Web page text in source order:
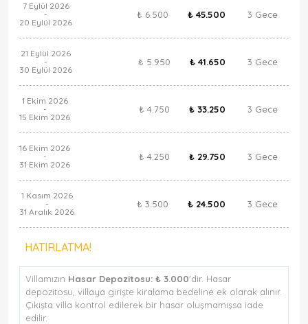
7 Eylül 2026
-
20 Eylül 2026
₺ 6.500 ₺ 45.500 3 Gece
21 Eylül 2026
-
30 Eylül 2026
₺ 5.950 ₺ 41.650 3 Gece
1 Ekim 2026
-
15 Ekim 2026
₺ 4.750 ₺ 33.250 3 Gece
16 Ekim 2026
-
31 Ekim 2026
₺ 4.250 ₺ 29.750 3 Gece
1 Kasım 2026
-
31 Aralık 2026
₺ 3.500 ₺ 24.500 3 Gece
HATIRLATMA!
Villamızın Hasar Depozitosu: ₺ 3.000'dir. Hasar
depozitosu, villaya girişte kiralama bedeline ek olarak alınır.
Çıkışta villa kontrol edilerek bir hasar oluşmamışsa iade
edilir.